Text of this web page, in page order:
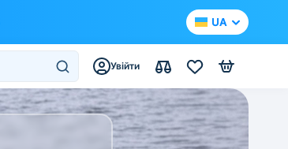
UA
Увійти